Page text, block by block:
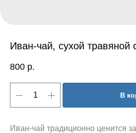
Иван-чай, сухой травяной
800 р.
В
Иван-чай традиционно ценится